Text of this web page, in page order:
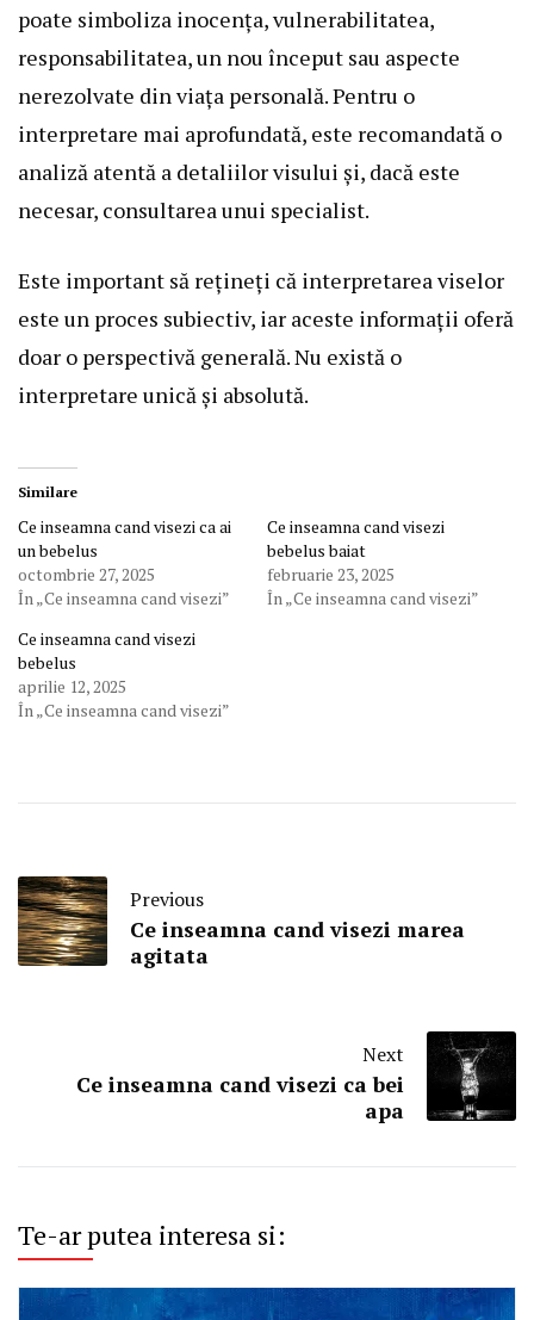
poate simboliza inocența, vulnerabilitatea,
responsabilitatea, un nou început sau aspecte
nerezolvate din viața personală. Pentru o
interpretare mai aprofundată, este recomandată o
analiză atentă a detaliilor visului și, dacă este
necesar, consultarea unui specialist.
Este important să rețineți că interpretarea viselor
este un proces subiectiv, iar aceste informații oferă
doar o perspectivă generală. Nu există o
interpretare unică și absolută.
Similare
Ce inseamna cand visezi ca ai
un bebelus
octombrie 27, 2025
În „Ce inseamna cand visezi”
Ce inseamna cand visezi
bebelus baiat
februarie 23, 2025
În „Ce inseamna cand visezi”
Ce inseamna cand visezi
bebelus
aprilie 12, 2025
În „Ce inseamna cand visezi”
Previous
Ce inseamna cand visezi marea
agitata
Next
Ce inseamna cand visezi ca bei
apa
Te-ar putea interesa si: